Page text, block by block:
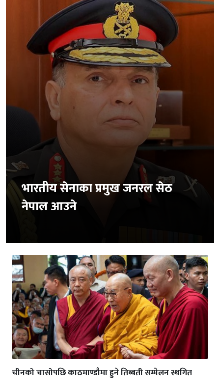
भारतीय सेनाका प्रमुख जनरल सेठ
नेपाल आउने
चीनको चासोपछि काठमाण्डौमा हुने तिब्बती सम्मेलन स्थगित